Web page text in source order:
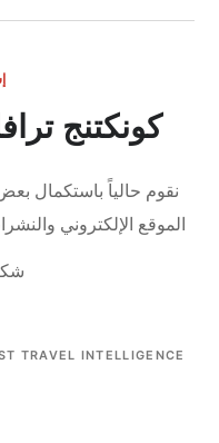
كونكتنج
نقوم حالياً باستكمال بعض
الموقع الإلكتروني
TRAVEL INTELLIGENCE